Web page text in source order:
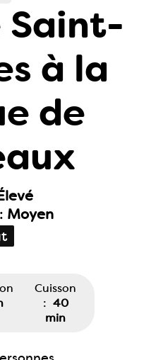
Saint-
à la
de
Moyen
Cuisson
: 40
min